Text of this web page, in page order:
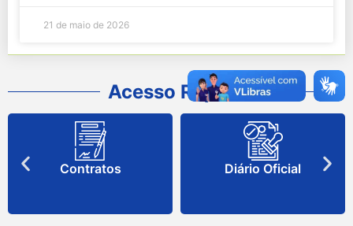
21 de maio de 2026
Acesso Rápido
Contratos Diário Oficial